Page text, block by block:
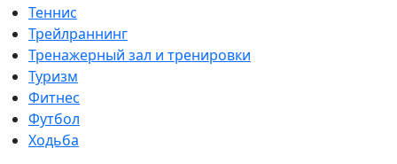
Теннис
Трейлраннинг
Тренажерный зал и тренировки
Туризм
Фитнес
Футбол
Ходьба